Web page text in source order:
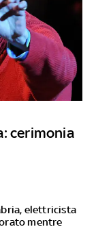
cerimonia
elettricista
mentre